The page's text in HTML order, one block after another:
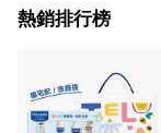
熱銷排行榜